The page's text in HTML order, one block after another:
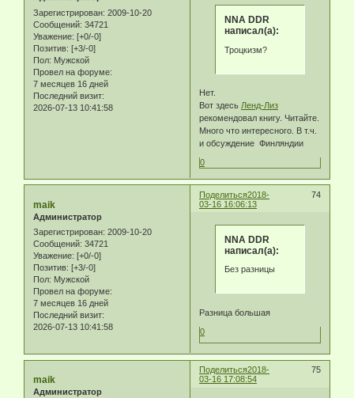
Зарегистрирован: 2009-10-20
Сообщений: 34721
Уважение: [+0/-0]
Позитив: [+3/-0]
Пол: Мужской
Провел на форуме:
7 месяцев 16 дней
Последний визит:
2026-07-13 10:41:58
NNA DDR
написал(а):
Троцкизм?
Нет.
Вот здесь Ленд-Лиз
рекомендовал книгу. Читайте.
Много что интересного. В т.ч.
и обсуждение Финляндии
0
Поделиться 74
2018-
03-16 16:06:13
maik
Администратор
Зарегистрирован: 2009-10-20
Сообщений: 34721
Уважение: [+0/-0]
Позитив: [+3/-0]
Пол: Мужской
Провел на форуме:
7 месяцев 16 дней
Последний визит:
2026-07-13 10:41:58
NNA DDR
написал(а):
Без разницы
Разница большая
0
Поделиться 75
2018-
03-16 17:08:54
maik
Администратор